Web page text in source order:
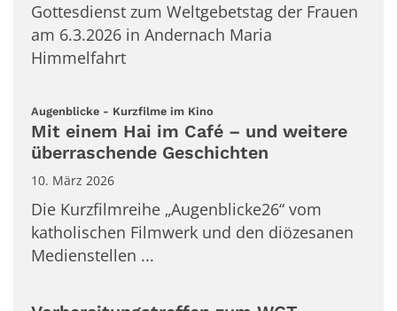
Gottesdienst zum Weltgebetstag der Frauen
am 6.3.2026 in Andernach Maria
Himmelfahrt
Augenblicke - Kurzfilme im Kino
Mit einem Hai im Café – und weitere
überraschende Geschichten
10. März 2026
Die Kurzfilmreihe „Augenblicke26“ vom
katholischen Filmwerk und den diözesanen
Medienstellen ...